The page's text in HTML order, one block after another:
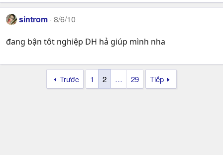
sintrom 8/6/10
đang bận tôt nghiệp DH hả giúp mình nha
Trước 1 2 … 29 Tiếp